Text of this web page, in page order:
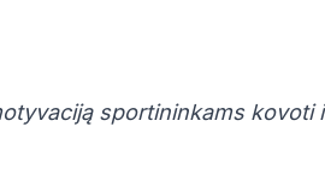
sportininkams kovoti